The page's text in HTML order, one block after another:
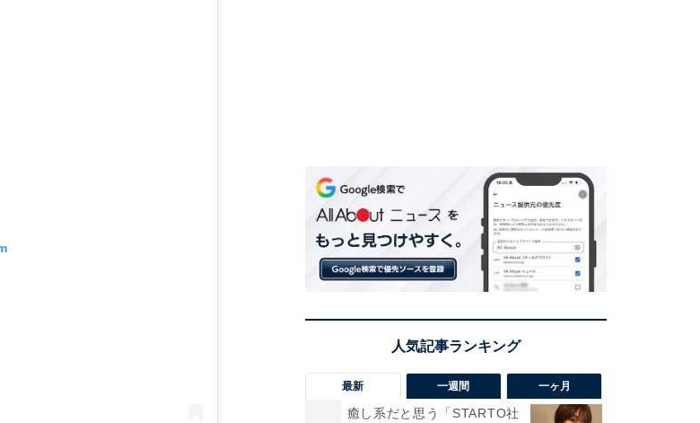
最新 一週間 一ヶ月
癒し系だと思う「STARTO社